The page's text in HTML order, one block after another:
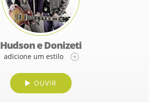
Hudson e Donizeti
adicione um estilo
OUVIR